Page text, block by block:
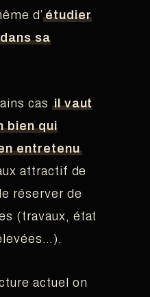
d’ étudier
sa
cas il vaut
bien qui
entretenu
attractif de
réserver de
(travaux, état
actuel on